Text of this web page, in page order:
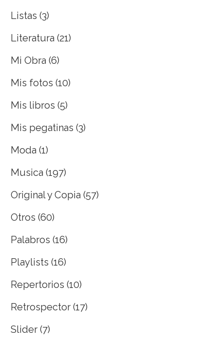
Listas (3)
Literatura (21)
Mi Obra (6)
Mis fotos (10)
Mis libros (5)
Mis pegatinas (3)
Moda (1)
Musica (197)
Original y Copia (57)
Otros (60)
Palabros (16)
Playlists (16)
Repertorios (10)
Retrospector (17)
Slider (7)